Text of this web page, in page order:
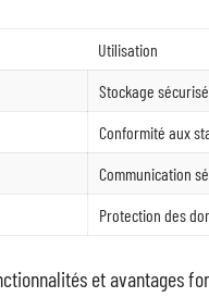
Utilisation
Stockage
Conformité aux
Communication
Protection des
et avantages